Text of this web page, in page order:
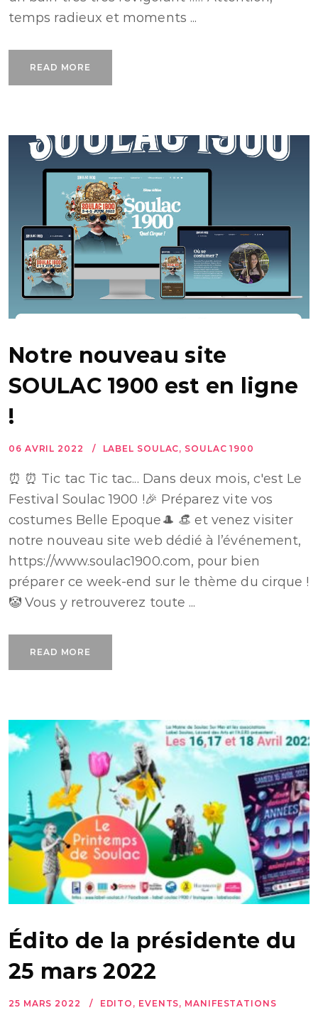
temps radieux et moments ...
READ MORE
Notre nouveau site
SOULAC 1900 est en ligne
!
06 AVRIL 2022 LABEL SOULAC, SOULAC 1900
⏰ ⏰ Tic tac Tic tac... Dans deux mois, c'est Le
Festival Soulac 1900 !🎉 Préparez vite vos
costumes Belle Epoque🎩 👒 et venez visiter
notre nouveau site web dédié à l’événement,
https://www.soulac1900.com, pour bien
préparer ce week-end sur le thème du cirque !
🤡 Vous y retrouverez toute ...
READ MORE
Édito de la présidente du
25 mars 2022
25 MARS 2022 EDITO , EVENTS, MANIFESTATIONS